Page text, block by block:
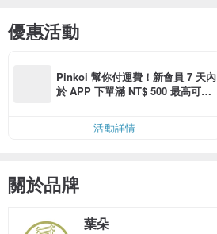
優惠活動
Pinkoi 幫你付運費！新會員 7 天內
於 APP 下單滿 NT$ 500 最高可折
活動詳情
關於品牌
葉朵